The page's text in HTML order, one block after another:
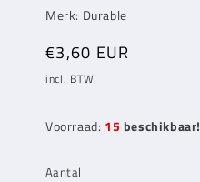
Merk: Durable
Normale
prijs
€3,60 EUR
incl. BTW
Voorraad: 15 beschikbaar!
Aantal